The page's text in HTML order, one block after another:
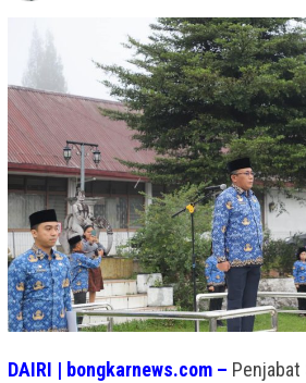
DAIRI | bongkarnews.com –